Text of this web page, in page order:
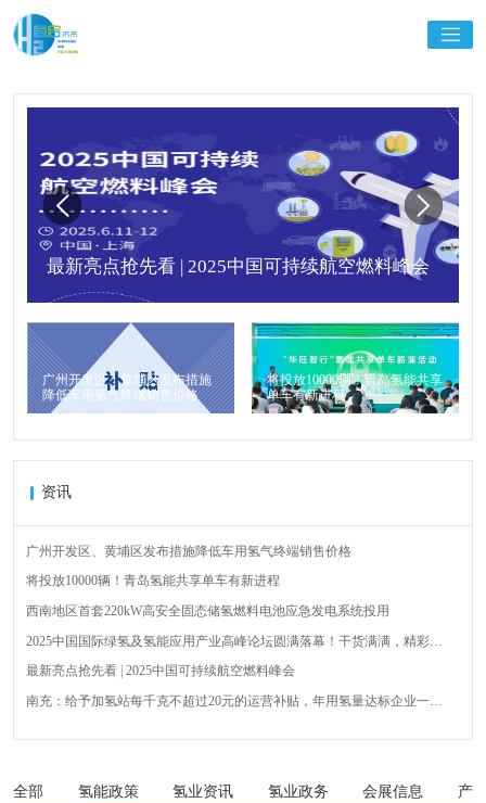
最新亮点抢先看 | 2025中国可持续航空燃料峰会
广州开发区、黄埔区发布措施
降低车用氢气终端销售价格
将投放10000辆！青岛氢能共享
单车有新进程
资讯
广州开发区、黄埔区发布措施降低车用氢气终端销售价格
将投放10000辆！青岛氢能共享单车有新进程
西南地区首套220kW高安全固态储氢燃料电池应急发电系统投用
2025中国国际绿氢及氢能应用产业高峰论坛圆满落幕！干货满满，精彩瞬
最新亮点抢先看 | 2025中国可持续航空燃料峰会
南充：给予加氢站每千克不超过20元的运营补贴，年用氢量达标企业一次
成果验收工作会议在呼伦贝尔举行
新疆俊瑞温宿规模化制绿氢项目开工仪式在温宿县成功举办
全部 氢能政策 氢业资讯 氢业政务 会展信息 产